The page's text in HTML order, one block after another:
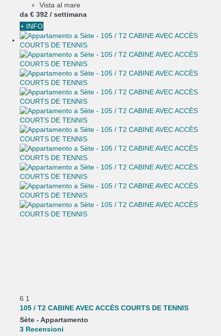
Vista al mare
da € 392 / settimana
+ INFO
6 1
105 / T2 CABINE AVEC ACCÈS COURTS DE TENNIS
Sète - Appartamento
3 Recensioni